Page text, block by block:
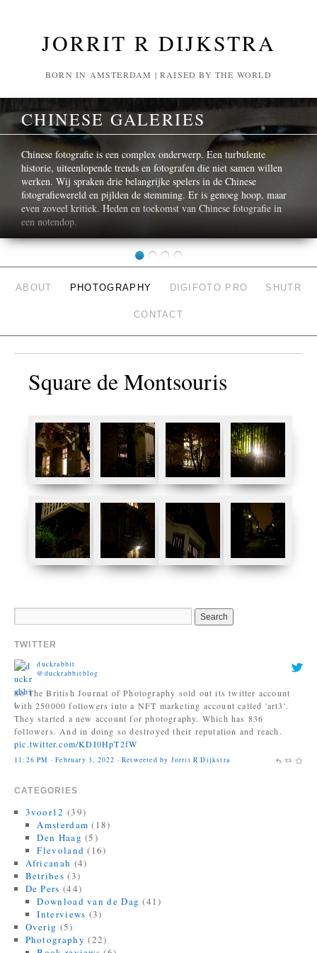
JORRIT R DIJKSTRA
BORN IN AMSTERDAM | RAISED BY THE WORLD
CHINESE GALERIES
Chinese fotografie is een complex onderwerp. Een turbulente
historie, uiteenlopende trends en fotografen die niet samen willen
werken. Wij spraken drie belangrijke spelers in de Chinese
fotografiewereld en pijlden de stemming. Er is genoeg hoop, maar
even zoveel kritiek. Heden en toekomst van Chinese fotografie in
een notendop.
ABOUT PHOTOGRAPHY DIGIFOTO PRO SHUTR
CONTACT
Square de Montsouris
TWITTER
duckrabbit
@duckrabbitblog
So The British Journal of Photography sold out its twitter account
with 250000 followers into a NFT marketing account called 'art3'.
They started a new account for photography. Which has 836
followers. And in doing so destroyed their reputation and reach.
pic.twitter.com/KDI0HpT2fW
11:26 PM · February 3, 2022 ·Retweeted by Jorrit R Dijkstra
CATEGORIES
3voor12 (39)
Amsterdam (18)
Den Haag (5)
Flevoland (16)
Africanah (4)
Betribes (3)
De Pers (44)
Download van de Dag (41)
Interviews (3)
Overig (5)
Photography (22)